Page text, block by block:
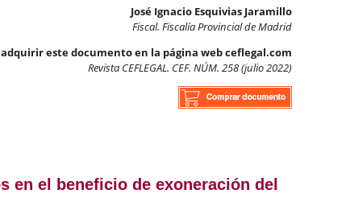
José Ignacio Esquivias Jaramillo
Fiscal. Fiscalía Provincial de Madrid
adquirir este documento en la página web ceflegal.com
Revista CEFLEGAL. CEF. NÚM. 258 (julio 2022)
en el beneficio de exoneración del